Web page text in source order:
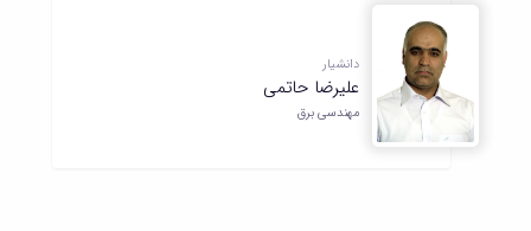
بنیاد
ملی
نخبگان
شرکت
های
دانشیار
علیرضا حاتمی
مهندسی برق